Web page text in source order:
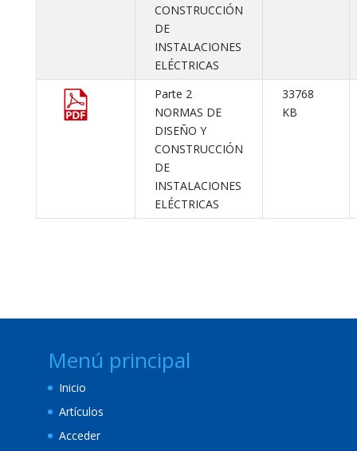
CONSTRUCCIÓN
DE
INSTALACIONES
ELÉCTRICAS
Parte 2
NORMAS DE
DISEÑO Y
CONSTRUCCIÓN
DE
INSTALACIONES
ELÉCTRICAS
33768
KB
Menú principal
Inicio
Artículos
Acceder